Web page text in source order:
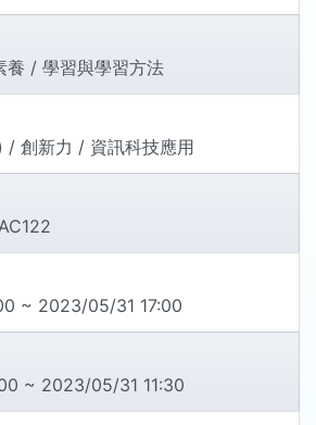
養 / 學習與學習方法
/ 創新力 / 資訊科技應用
~ 2023/05/31 17:00
~ 2023/05/31 11:30